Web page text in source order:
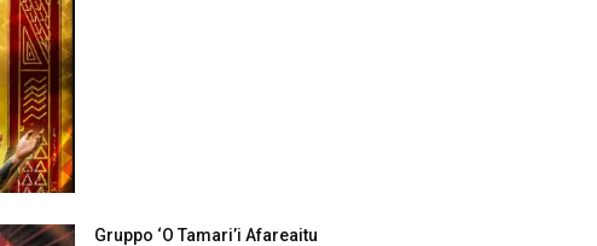
Gruppo ‘O Tamari’i Afareaitu